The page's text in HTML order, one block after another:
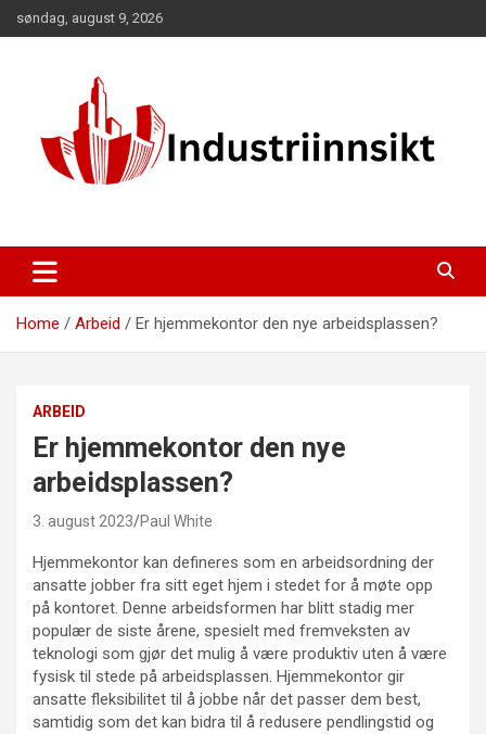
to
søndag, august 9, 2026
Home Arbeid Er hjemmekontor den nye arbeidsplassen?
ARBEID
Er hjemmekontor den nye
arbeidsplassen?
3. august 2023 Paul White
Hjemmekontor kan defineres som en arbeidsordning der
ansatte jobber fra sitt eget hjem i stedet for å møte opp
på kontoret. Denne arbeidsformen har blitt stadig mer
populær de siste årene, spesielt med fremveksten av
teknologi som gjør det mulig å være produktiv uten å være
fysisk til stede på arbeidsplassen. Hjemmekontor gir
ansatte fleksibilitet til å jobbe når det passer dem best,
samtidig som det kan bidra til å redusere pendlingstid og